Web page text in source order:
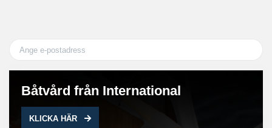
Båtvård från International
KLICKA HÄR